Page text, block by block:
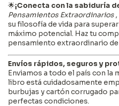
🌟¡Conecta con la sabiduría
Pensamientos Extraordinarios
su filosofía de vida para
máximo potencial. Haz tu
pensamiento extraordinario
Envíos rápidos, seguros y
Enviamos a todo el país con la
libro está cuidadosamente
burbujas y cartón corrugado
perfectas condiciones.